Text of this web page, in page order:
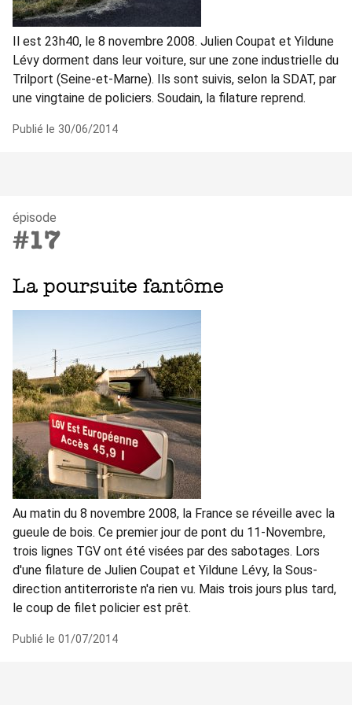
Il est 23h40, le 8 novembre 2008. Julien Coupat et Yildune
Lévy dorment dans leur voiture, sur une zone industrielle du
Trilport (Seine-et-Marne). Ils sont suivis, selon la SDAT, par
une vingtaine de policiers. Soudain, la filature reprend.
Publié le 30/06/2014
épisode
#17
La poursuite fantôme
Au matin du 8 novembre 2008, la France se réveille avec la
gueule de bois. Ce premier jour de pont du 11-Novembre,
trois lignes TGV ont été visées par des sabotages. Lors
d'une filature de Julien Coupat et Yildune Lévy, la Sous-
direction antiterroriste n'a rien vu. Mais trois jours plus tard,
le coup de filet policier est prêt.
Publié le 01/07/2014